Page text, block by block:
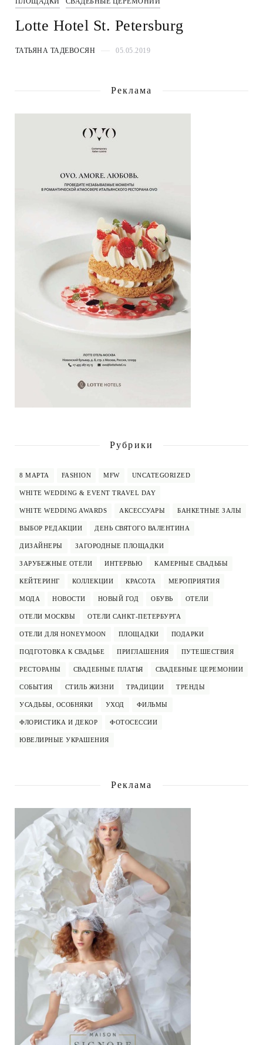
Lotte Hotel St. Petersburg
ТАТЬЯНА ТАДЕВОСЯН 05.05.2019
Реклама
Рубрики
8 МАРТА FASHION MFW UNCATEGORIZED
WHITE WEDDING & EVENT TRAVEL DAY
WHITE WEDDING AWARDS АКСЕССУАРЫ БАНКЕТНЫЕ ЗАЛЫ
ВЫБОР РЕДАКЦИИ ДЕНЬ СВЯТОГО ВАЛЕНТИНА
ДИЗАЙНЕРЫ ЗАГОРОДНЫЕ ПЛОЩАДКИ
ЗАРУБЕЖНЫЕ ОТЕЛИ ИНТЕРВЬЮ КАМЕРНЫЕ СВАДЬБЫ
КЕЙТЕРИНГ КОЛЛЕКЦИИ КРАСОТА МЕРОПРИЯТИЯ
МОДА НОВОСТИ НОВЫЙ ГОД ОБУВЬ ОТЕЛИ
ОТЕЛИ МОСКВЫ ОТЕЛИ САНКТ-ПЕТЕРБУРГА
ОТЕЛИ ДЛЯ HONEYMOON ПЛОЩАДКИ ПОДАРКИ
ПОДГОТОВКА К СВАДЬБЕ ПРИГЛАШЕНИЯ ПУТЕШЕСТВИЯ
РЕСТОРАНЫ СВАДЕБНЫЕ ПЛАТЬЯ СВАДЕБНЫЕ ЦЕРЕМОНИИ
СОБЫТИЯ СТИЛЬ ЖИЗНИ ТРАДИЦИИ ТРЕНДЫ
УСАДЬБЫ, ОСОБНЯКИ УХОД ФИЛЬМЫ
ФЛОРИСТИКА И ДЕКОР ФОТОСЕССИИ
ЮВЕЛИРНЫЕ УКРАШЕНИЯ
Реклама